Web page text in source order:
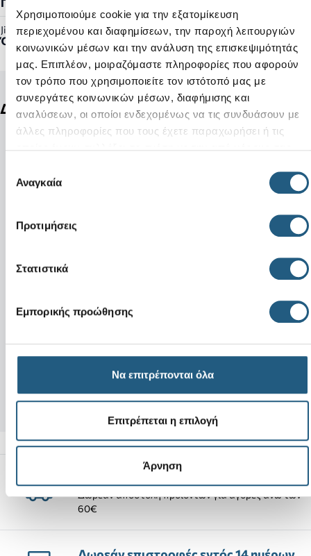
Χρησιμοποιούμε cookie για την εξατομίκευση
περιεχομένου και διαφημίσεων, την παροχή λειτουργιών
κοινωνικών μέσων και την ανάλυση της επισκεψιμότητάς
μας. Επιπλέον, μοιραζόμαστε πληροφορίες που αφορούν
τον τρόπο που χρησιμοποιείτε τον ιστότοπό μας με
συνεργάτες κοινωνικών μέσων, διαφήμισης και
αναλύσεων, οι οποίοι ενδεχομένως να τις συνδυάσουν με
άλλες πληροφορίες που τους έχετε παραχωρήσει ή τις
συγκατάθεσης
Αναγκαία
Προτιμήσεις
Στατιστικά
Εμπορικής προώθησης
Να επιτρέπονται όλα
Επιτρέπεται η επιλογή
Άρνηση
Jibbitz™ Ready:
Όχι
Δείτε ακόμη
Getaway Triangle Flip-Black
Δωρεάν αποστολή προϊόντων για αγορές άνω των
60€